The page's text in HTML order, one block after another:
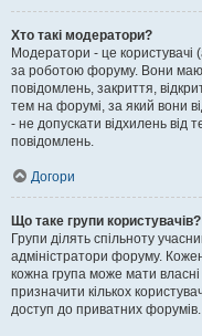
Хто такі модератори?
Модератори - це користувачі
за роботою форуму. Вони
повідомлень, закриття,
тем на форумі, за який вони
- не допускати відхилень
повідомлень.
Догори
Що таке групи користувачів?
Групи ділять спільноту
адміністратори форуму.
кожна група може мати
призначити кількох
доступ до приватних форумів.